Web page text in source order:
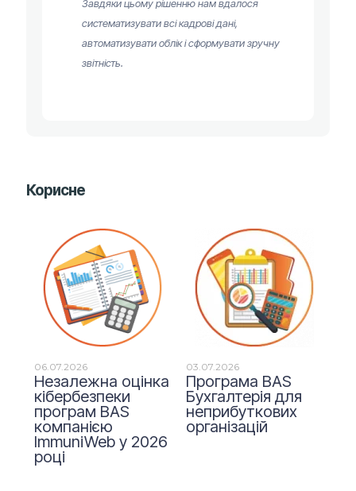
Завдяки цьому рішенню нам вдалося
систематизувати всі кадрові дані,
автоматизувати облік і сформувати зручну
звітність.
Корисне
06.07.2026
Незалежна оцінка
кібербезпеки
програм BAS
компанією
ImmuniWeb у 2026
році
03.07.2026
Програма BAS
Бухгалтерія для
неприбуткових
організацій